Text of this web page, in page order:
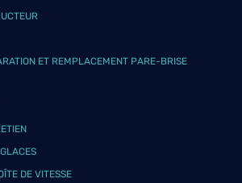
ET REMPLACEMENT PARE-BRISE
DE VITESSE